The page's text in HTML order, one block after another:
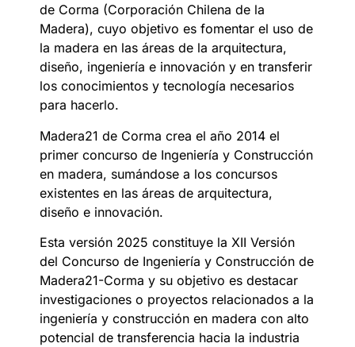
de Corma (Corporación Chilena de la
Madera), cuyo objetivo es fomentar el uso de
la madera en las áreas de la arquitectura,
diseño, ingeniería e innovación y en transferir
los conocimientos y tecnología necesarios
para hacerlo.
Madera21 de Corma crea el año 2014 el
primer concurso de Ingeniería y Construcción
en madera, sumándose a los concursos
existentes en las áreas de arquitectura,
diseño e innovación.
Esta versión 2025 constituye la XII Versión
del Concurso de Ingeniería y Construcción de
Madera21-Corma y su objetivo es destacar
investigaciones o proyectos relacionados a la
ingeniería y construcción en madera con alto
potencial de transferencia hacia la industria